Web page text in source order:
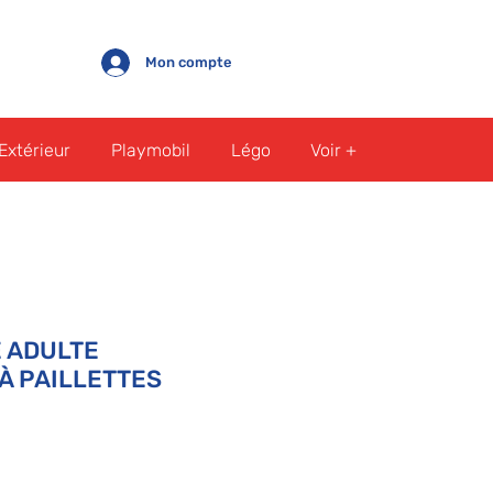
Mon compte
Extérieur Playmobil Légo Voir +
PAILLETTES